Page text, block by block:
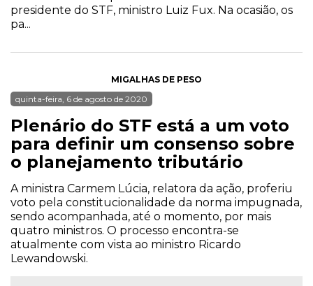
presidente do STF, ministro Luiz Fux. Na ocasião, os
pa...
MIGALHAS DE PESO
quinta-feira, 6 de agosto de 2020
Plenário do STF está a um voto
para definir um consenso sobre
o planejamento tributário
A ministra Carmem Lúcia, relatora da ação, proferiu
voto pela constitucionalidade da norma impugnada,
sendo acompanhada, até o momento, por mais
quatro ministros. O processo encontra-se
atualmente com vista ao ministro Ricardo
Lewandowski.